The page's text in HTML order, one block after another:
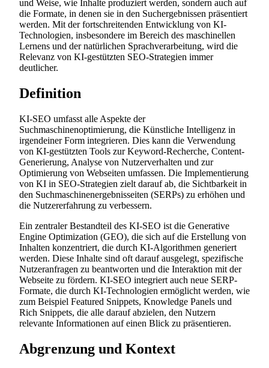
und Weise, wie Inhalte produziert werden, sondern auch auf
die Formate, in denen sie in den Suchergebnissen präsentiert
werden. Mit der fortschreitenden Entwicklung von KI-
Technologien, insbesondere im Bereich des maschinellen
Lernens und der natürlichen Sprachverarbeitung, wird die
Relevanz von KI-gestützten SEO-Strategien immer
deutlicher.
Definition
KI-SEO umfasst alle Aspekte der
Suchmaschinenoptimierung, die Künstliche Intelligenz in
irgendeiner Form integrieren. Dies kann die Verwendung
von KI-gestützten Tools zur Keyword-Recherche, Content-
Generierung, Analyse von Nutzerverhalten und zur
Optimierung von Webseiten umfassen. Die Implementierung
von KI in SEO-Strategien zielt darauf ab, die Sichtbarkeit in
den Suchmaschinenergebnisseiten (SERPs) zu erhöhen und
die Nutzererfahrung zu verbessern.
Ein zentraler Bestandteil des KI-SEO ist die Generative
Engine Optimization (GEO), die sich auf die Erstellung von
Inhalten konzentriert, die durch KI-Algorithmen generiert
werden. Diese Inhalte sind oft darauf ausgelegt, spezifische
Nutzeranfragen zu beantworten und die Interaktion mit der
Webseite zu fördern. KI-SEO integriert auch neue SERP-
Formate, die durch KI-Technologien ermöglicht werden, wie
zum Beispiel Featured Snippets, Knowledge Panels und
Rich Snippets, die alle darauf abzielen, den Nutzern
relevante Informationen auf einen Blick zu präsentieren.
Abgrenzung und Kontext